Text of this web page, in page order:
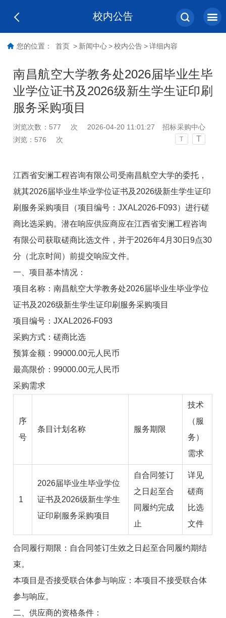
校内公告
您的位置： 首页 > 新闻中心 > 校内公告 > 详细内容
南昌航空大学教务处2026届毕业生毕
业学位证书及2026级新生学生证印刷
服务采购项目
浏览次数： 577 次 2026-04-20 11:01:27
招标采购中心
浏览： 576 次 T T
江西省安澜工程咨询有限公司受南昌航空大学的委托，
就其2026届毕业生毕业学位证书及2026级新生学生证印
刷服务采购项目（项目编号：JXAL2026-F093）进行磋
商比选采购。潜在响应供应商应在江西省安澜工程咨询
有限公司获取磋商比选文件，并于2026年4月30日9点30
分（北京时间）前提交响应文件。
一、项目基本情况：
项目名称：南昌航空大学教务处2026届毕业生毕业学位
证书及2026级新生学生证印刷服务采购项目
项目编号：JXAL2026-F093
采购方式：磋商比选
预算金额：99000.00元人民币
最高限价：99000.00元人民币
采购需求
序
号
条目计划名称 服务期限
技术
（服
务）
需求
1
2026届毕业生毕业学位
证书及2026级新生学生
证印刷服务采购项目
自合同签订
之日起至合
同履约完成
止
详见
磋商
比选
文件
合同履行期限： 自合同签订生效之日起至合同履约期结
束。
本项目是否接受联合体参与响应：本项目不接受联合体
参与响应。
二、供应商的资格条件：